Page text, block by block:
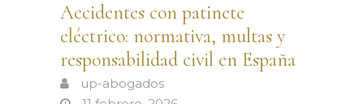
Accidentes con patinete
eléctrico: normativa, multas y
responsabilidad civil en España
up-abogados